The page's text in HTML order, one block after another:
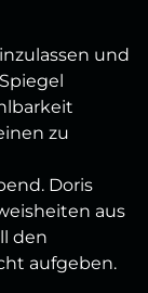
und
zu
Doris
aus
den
aufgeben.